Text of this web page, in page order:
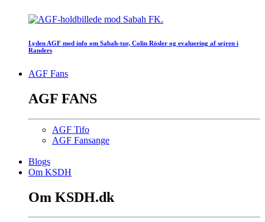
Lyden AGF med info om Sabah-tur, Colin Rösler og evaluering af sejren i
Randers
AGF Fans
AGF FANS
AGF Tifo
AGF Fansange
Blogs
Om KSDH
Om KSDH.dk